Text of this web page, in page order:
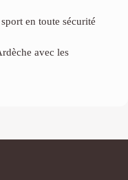
en toute sécurité
avec les